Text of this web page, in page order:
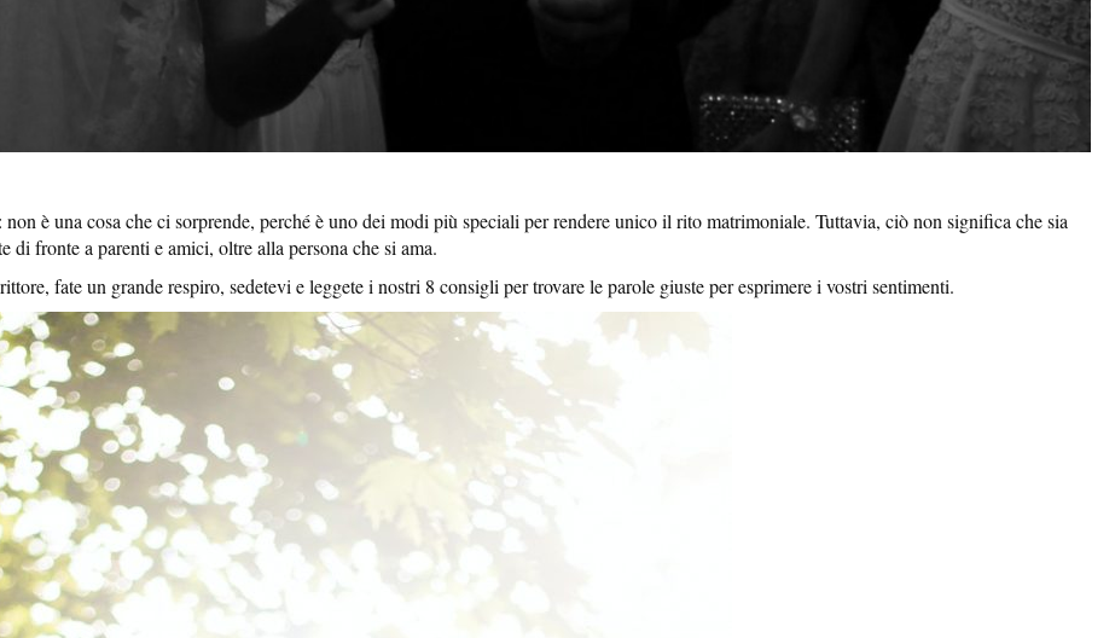
: non è una cosa che ci sorprende, perché è uno dei modi più speciali per rendere unico il rito matrimoniale. Tuttavia, ciò non significa che sia
fronte a parenti e amici, oltre alla persona che si ama.
fate un grande respiro, sedetevi e leggete i nostri 8 consigli per trovare le parole giuste per esprimere i vostri sentimenti.